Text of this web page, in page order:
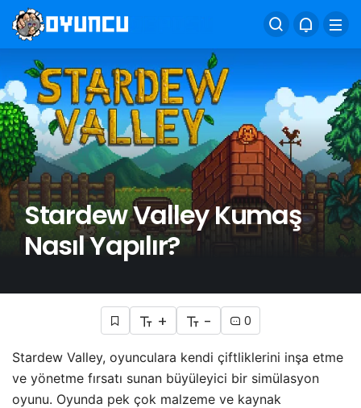
Stardew Valley Kumaş
Nasıl Yapılır?
+ - 0
Stardew Valley, oyunculara kendi çiftliklerini inşa etme
ve yönetme fırsatı sunan büyüleyici bir simülasyon
oyunu. Oyunda pek çok malzeme ve kaynak